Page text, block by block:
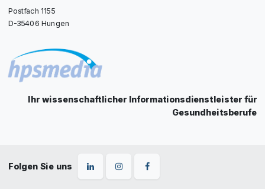
Postfach 1155
D-35406 Hungen
Ihr wissenschaftlicher Informationsdienstleister für
Gesundheitsberufe
Folgen Sie uns